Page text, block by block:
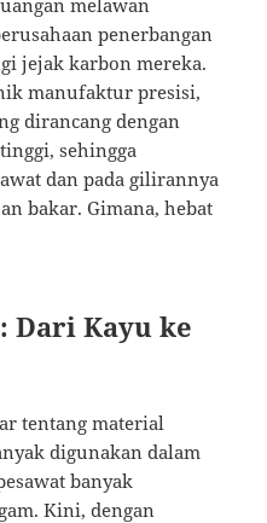
melawan
penerbangan
jejak karbon mereka.
manufaktur presisi,
dirancang dengan
sehingga
dan pada gilirannya
bakar. Gimana, hebat
Dari Kayu ke
tentang material
digunakan dalam
banyak
Kini, dengan